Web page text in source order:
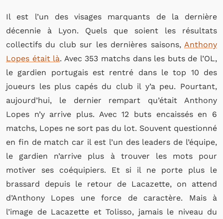
Il est l’un des visages marquants de la dernière
décennie à Lyon. Quels que soient les résultats
collectifs du club sur les dernières saisons, Anthony
Lopes était là. Avec 353 matchs dans les buts de l’OL,
le gardien portugais est rentré dans le top 10 des
joueurs les plus capés du club il y’a peu. Pourtant,
aujourd’hui, le dernier rempart qu’était Anthony
Lopes n’y arrive plus. Avec 12 buts encaissés en 6
matchs, Lopes ne sort pas du lot. Souvent questionné
en fin de match car il est l’un des leaders de l’équipe,
le gardien n’arrive plus à trouver les mots pour
motiver ses coéquipiers. Et si il ne porte plus le
brassard depuis le retour de Lacazette, on attend
d’Anthony Lopes une force de caractère. Mais à
l’image de Lacazette et Tolisso, jamais le niveau du